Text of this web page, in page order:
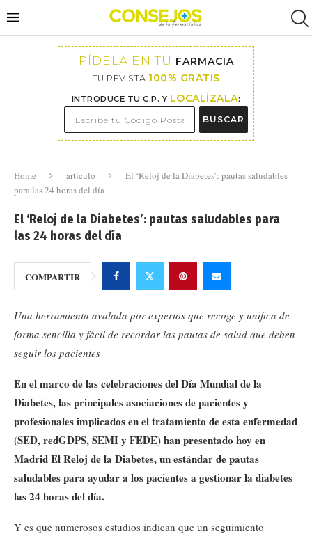
PÍDELA EN TU FARMACIA
TU REVISTA 100% GRATIS
INTRODUCE TU C.P. Y LOCALÍZALA:
BUSCAR
Home artículo
El ‘Reloj de la Diabetes’: pautas saludables
para las 24 horas del día
El ‘Reloj de la Diabetes’: pautas saludables para
las 24 horas del día
COMPARTIR
Una herramienta avalada por expertos que recoge y unifica de
forma sencilla y fácil de recordar las pautas de salud que deben
seguir los pacientes
En el marco de las celebraciones del Día Mundial de la
Diabetes, las principales asociaciones de pacientes y
profesionales implicados en el tratamiento de esta enfermedad
(SED, redGDPS, SEMI y FEDE) han presentado hoy en
Madrid El Reloj de la Diabetes, un estándar de pautas
saludables para ayudar a los pacientes a gestionar la diabetes
las 24 horas del día.
Y es que numerosos estudios indican que un seguimiento